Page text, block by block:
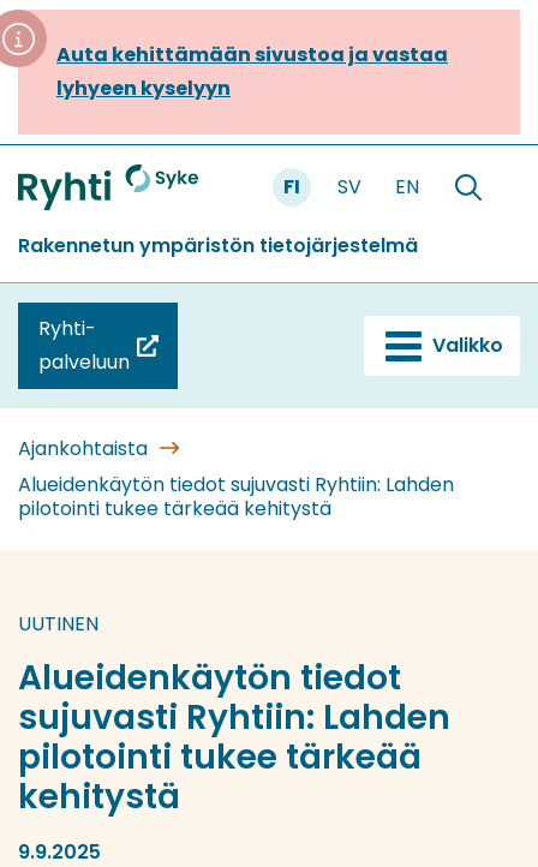
Siirry
sisältöönAuta kehittämään sivustoa ja vastaa
lyhyeen kyselyyn
Etusivu
FI SV EN
Hae
Rakennetun ympäristön tietojärjestelmä
Ryhti-
palveluun
(siirryt
toiseen
Valikko
Ajankohtaista
Alueidenkäytön tiedot sujuvasti Ryhtiin: Lahden
pilotointi tukee tärkeää kehitystä
UUTINEN
Alueidenkäytön tiedot
sujuvasti Ryhtiin: Lahden
pilotointi tukee tärkeää
kehitystä
9.9.2025